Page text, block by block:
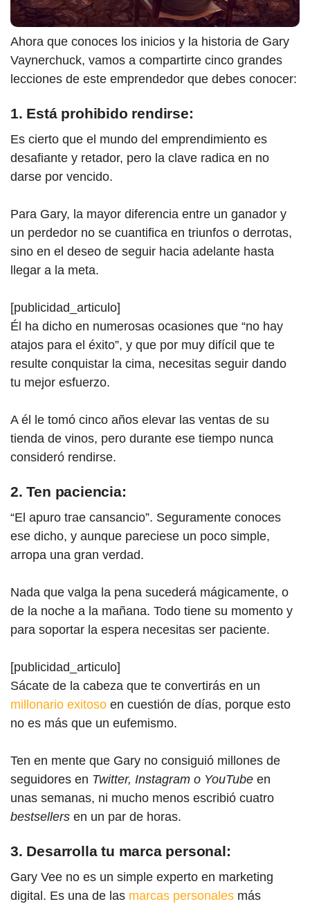
Ahora que conoces los inicios y la historia de Gary
Vaynerchuck, vamos a compartirte cinco grandes
lecciones de este emprendedor que debes conocer:
1. Está prohibido rendirse:
Es cierto que el mundo del emprendimiento es
desafiante y retador, pero la clave radica en no
darse por vencido.
Para Gary, la mayor diferencia entre un ganador y
un perdedor no se cuantifica en triunfos o derrotas,
sino en el deseo de seguir hacia adelante hasta
llegar a la meta.
[publicidad_articulo]
Él ha dicho en numerosas ocasiones que “no hay
atajos para el éxito”, y que por muy difícil que te
resulte conquistar la cima, necesitas seguir dando
tu mejor esfuerzo.
A él le tomó cinco años elevar las ventas de su
tienda de vinos, pero durante ese tiempo nunca
consideró rendirse.
2. Ten paciencia:
“El apuro trae cansancio”. Seguramente conoces
ese dicho, y aunque pareciese un poco simple,
arropa una gran verdad.
Nada que valga la pena sucederá mágicamente, o
de la noche a la mañana. Todo tiene su momento y
para soportar la espera necesitas ser paciente.
[publicidad_articulo]
Sácate de la cabeza que te convertirás en un
millonario exitoso en cuestión de días, porque esto
no es más que un eufemismo.
Ten en mente que Gary no consiguió millones de
seguidores en Twitter, Instagram o YouTube en
unas semanas, ni mucho menos escribió cuatro
bestsellers en un par de horas.
3. Desarrolla tu marca personal:
Gary Vee no es un simple experto en marketing
digital. Es una de las marcas personales más